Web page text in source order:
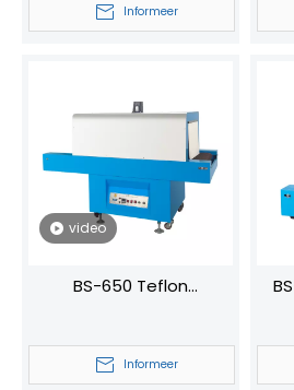
Informeer
video
BS-650 Teflon
Krimpfoliemachine
Automatische
Informeer